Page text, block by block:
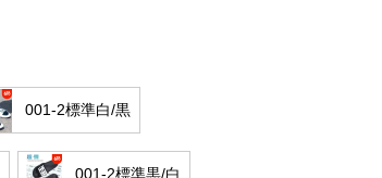
001-2標準白/黒
001-2標準黒/白